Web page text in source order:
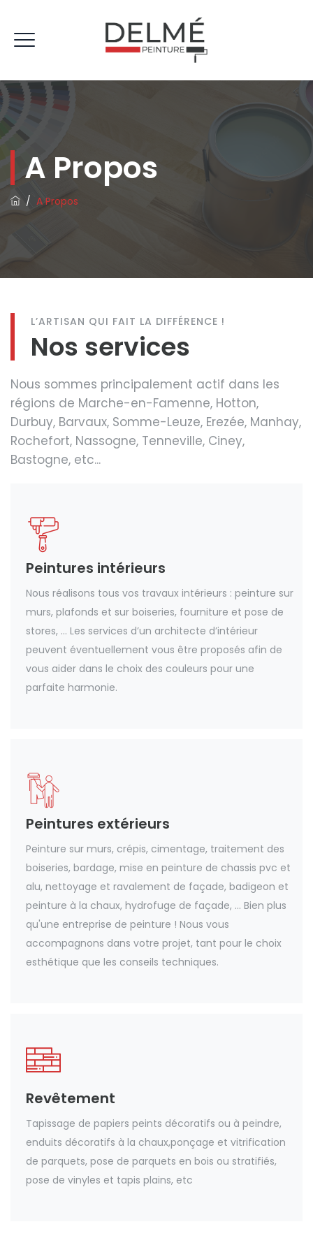
A Propos
/ A Propos
L’ARTISAN QUI FAIT LA DIFFÉRENCE !
Nos services
Nous sommes principalement actif dans les
régions de Marche-en-Famenne, Hotton,
Durbuy, Barvaux, Somme-Leuze, Erezée, Manhay,
Rochefort, Nassogne, Tenneville, Ciney,
Bastogne, etc...
Peintures intérieurs
Nous réalisons tous vos travaux intérieurs : peinture sur
murs, plafonds et sur boiseries, fourniture et pose de
stores, ... Les services d’un architecte d’intérieur
peuvent éventuellement vous être proposés afin de
vous aider dans le choix des couleurs pour une
parfaite harmonie.
Peintures extérieurs
Peinture sur murs, crépis, cimentage, traitement des
boiseries, bardage, mise en peinture de chassis pvc et
alu, nettoyage et ravalement de façade, badigeon et
peinture à la chaux, hydrofuge de façade, ... Bien plus
qu'une entreprise de peinture ! Nous vous
accompagnons dans votre projet, tant pour le choix
esthétique que les conseils techniques.
Revêtement
Tapissage de papiers peints décoratifs ou à peindre,
enduits décoratifs à la chaux,ponçage et vitrification
de parquets, pose de parquets en bois ou stratifiés,
pose de vinyles et tapis plains, etc